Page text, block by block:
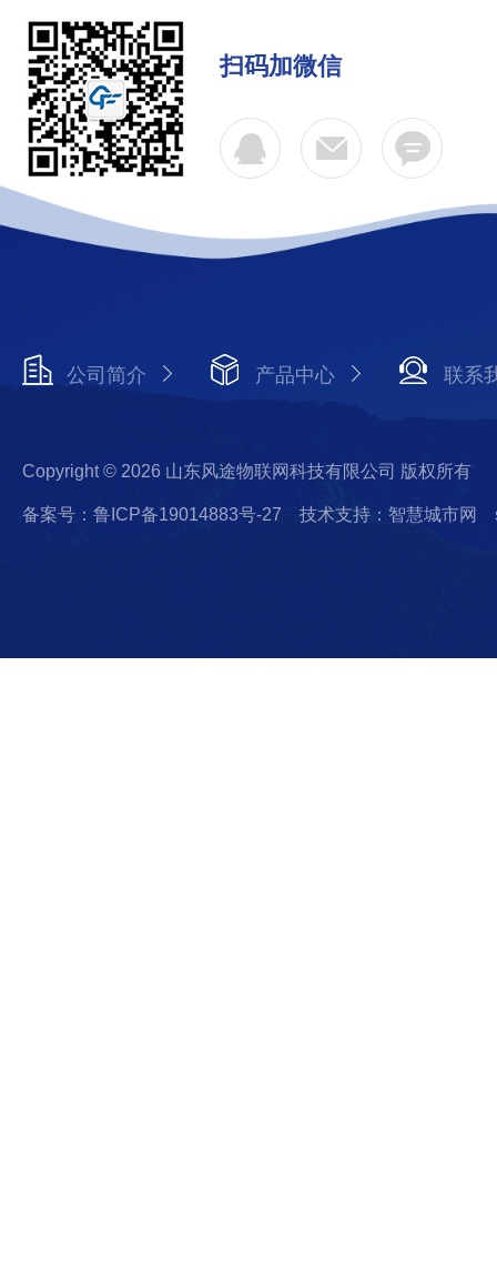
扫码加微信
公司简介 产品中心 联系
Copyright © 2026 山东风途物联网科技有限公司 版权所有
备案号：鲁ICP备19014883号-27 技术支持：智慧城市网